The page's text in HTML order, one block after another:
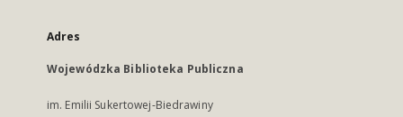
Adres
Wojewódzka Biblioteka Publiczna
im. Emilii Sukertowej-Biedrawiny